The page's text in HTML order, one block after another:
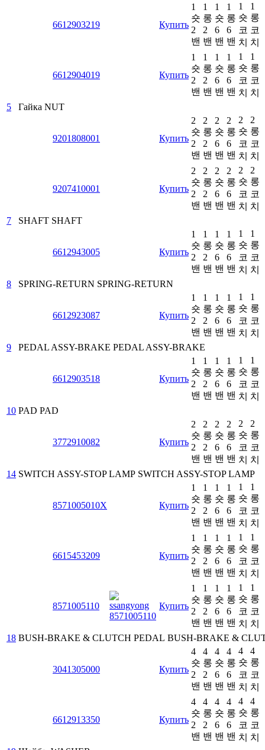
6612903219 Купить
1
숏
2
밴
1
롱
2
밴
1
숏
6
밴
1
롱
6
밴
1
숏
코
치
1
롱
코
치
6612904019 Купить
1
숏
2
밴
1
롱
2
밴
1
숏
6
밴
1
롱
6
밴
1
숏
코
치
1
롱
코
치
5
Гайка NUT
9201808001 Купить
2
숏
2
밴
2
롱
2
밴
2
숏
6
밴
2
롱
6
밴
2
숏
코
치
2
롱
코
치
9207410001 Купить
2
숏
2
밴
2
롱
2
밴
2
숏
6
밴
2
롱
6
밴
2
숏
코
치
2
롱
코
치
7
SHAFT SHAFT
6612943005 Купить
1
숏
2
밴
1
롱
2
밴
1
숏
6
밴
1
롱
6
밴
1
숏
코
치
1
롱
코
치
8
SPRING-RETURN SPRING-RETURN
6612923087 Купить
1
숏
2
밴
1
롱
2
밴
1
숏
6
밴
1
롱
6
밴
1
숏
코
치
1
롱
코
치
9
PEDAL ASSY-BRAKE PEDAL ASSY-BRAKE
6612903518 Купить
1
숏
2
밴
1
롱
2
밴
1
숏
6
밴
1
롱
6
밴
1
숏
코
치
1
롱
코
치
10 PAD PAD
3772910082 Купить
2
숏
2
밴
2
롱
2
밴
2
숏
6
밴
2
롱
6
밴
2
숏
코
치
2
롱
코
치
14 SWITCH ASSY-STOP LAMP SWITCH ASSY-STOP LAMP
8571005010X Купить
1
숏
2
밴
1
롱
2
밴
1
숏
6
밴
1
롱
6
밴
1
숏
코
치
1
롱
코
치
6615453209 Купить
1
숏
2
밴
1
롱
2
밴
1
숏
6
밴
1
롱
6
밴
1
숏
코
치
1
롱
코
치
8571005110 Купить
1
숏
2
밴
1
롱
2
밴
1
숏
6
밴
1
롱
6
밴
1
숏
코
치
1
롱
코
치
18 BUSH-BRAKE & CLUTCH PEDAL BUSH-BRAKE &
3041305000 Купить
4
숏
2
밴
4
롱
2
밴
4
숏
6
밴
4
롱
6
밴
4
숏
코
치
4
롱
코
치
6612913350 Купить
4
숏
2
밴
4
롱
2
밴
4
숏
6
밴
4
롱
6
밴
4
숏
코
치
4
롱
코
치